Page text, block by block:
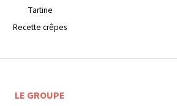
Tartine
Recette crêpes
LE GROUPE